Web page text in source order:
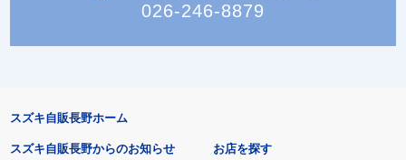
026-246-8879
スズキ自販長野ホーム
スズキ自販長野からのお知らせ お店を探す